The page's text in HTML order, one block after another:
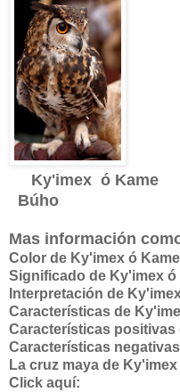
Ky'imex
Búho
Mas información
Color de Ky'imex ó Kame
Significado de Ky'imex ó
Interpretación de
Características de
Características positivas
Características
La cruz maya de
Click aquí: